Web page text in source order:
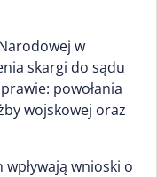
w
skargi do sądu
powołania
wojskowej oraz
wnioski o